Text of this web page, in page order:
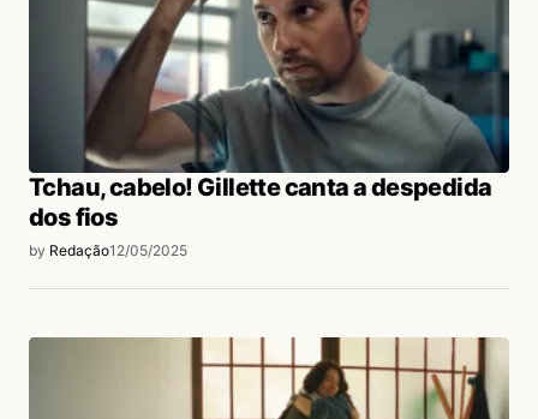
Tchau, cabelo! Gillette canta a despedida
dos fios
by Redação12/05/2025